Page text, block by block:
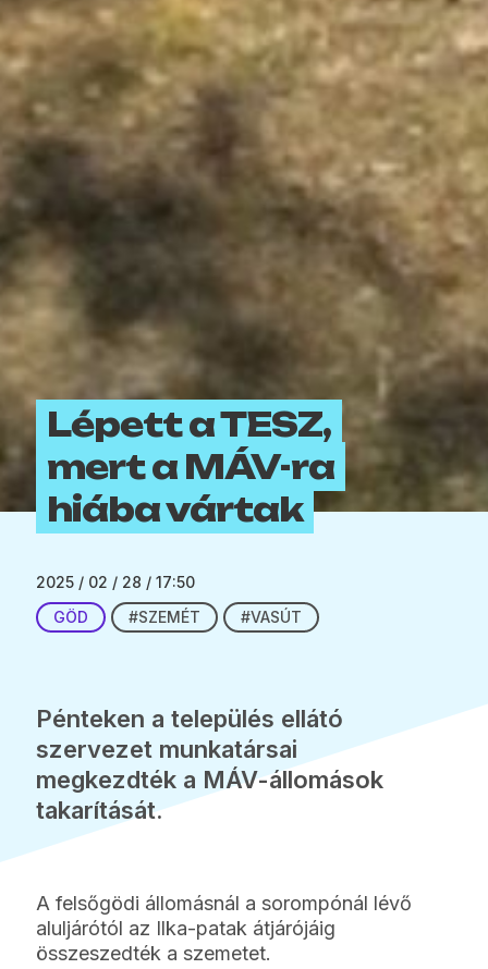
Lépett a TESZ,
mert a MÁV-ra
hiába vártak
2025 / 02 / 28 / 17:50
GÖD
#SZEMÉT #VASÚT
Pénteken a település ellátó
szervezet munkatársai
megkezdték a MÁV-állomások
takarítását.
A felsőgödi állomásnál a sorompónál lévő
aluljárótól az Ilka-patak átjárójáig
összeszedték a szemetet.